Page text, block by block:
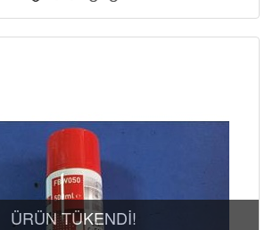
ÜRÜN TÜKENDİ!